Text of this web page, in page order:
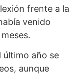
frente a la
venido
último año se
aunque